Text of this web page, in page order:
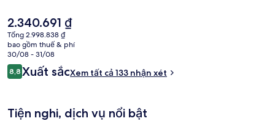
vụ 24 giờ và quán bar/khu lounge.
Giá
hiện
tại
là
2.340.691 ₫
2.340.691 ₫
Tổng 2.998.838 ₫
bao gồm thuế & phí
30/08 - 31/08
Nhận
xét
8,88,8 trên 10,
Xuất sắcXem tất cả 133 nhận xét
Tiện nghi, dịch vụ nổi bật